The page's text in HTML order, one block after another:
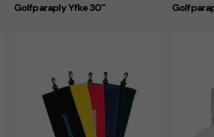
Golfparaply Yfke 30"